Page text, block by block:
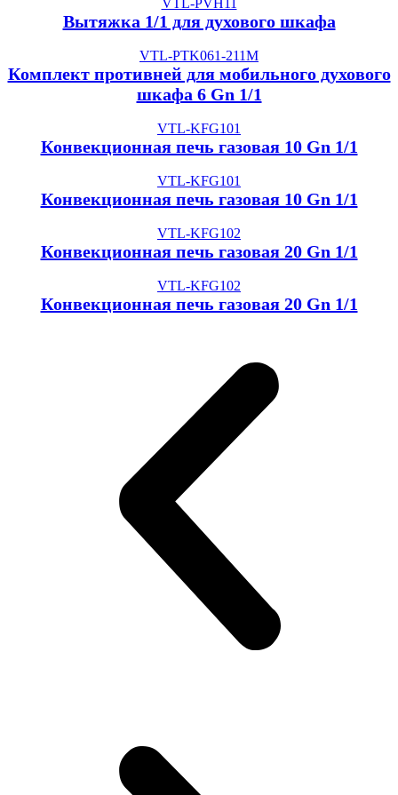
VTL-PVH11
Вытяжка 1/1 для духового шкафа
VTL-PTK061-211M
Комплект противней для мобильного духового
шкафа 6 Gn 1/1
VTL-KFG101
Конвекционная печь газовая 10 Gn 1/1
VTL-KFG101
Конвекционная печь газовая 10 Gn 1/1
VTL-KFG102
Конвекционная печь газовая 20 Gn 1/1
VTL-KFG102
Конвекционная печь газовая 20 Gn 1/1